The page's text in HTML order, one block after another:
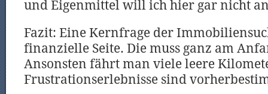
und Eigenmittel will ich hier gar nicht
Fazit: Eine Kernfrage der
finanzielle Seite. Die muss ganz am
Ansonsten fährt man viele leere
Frustrationserlebnisse sind